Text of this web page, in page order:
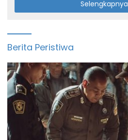
Selengkapnya
Berita Peristiwa